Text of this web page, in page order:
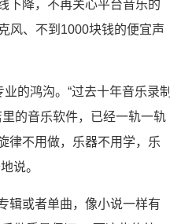
下降，不再关心平台音乐的
风、不到1000块钱的便宜声
的鸿沟。“过去十年音乐录制
的音乐软件，已经一轨一轨
律不用做，乐器不用学，乐
说。
辑或者单曲，像小说一样有